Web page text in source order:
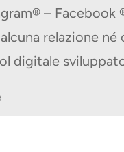
– Facebook
relazione
digitale